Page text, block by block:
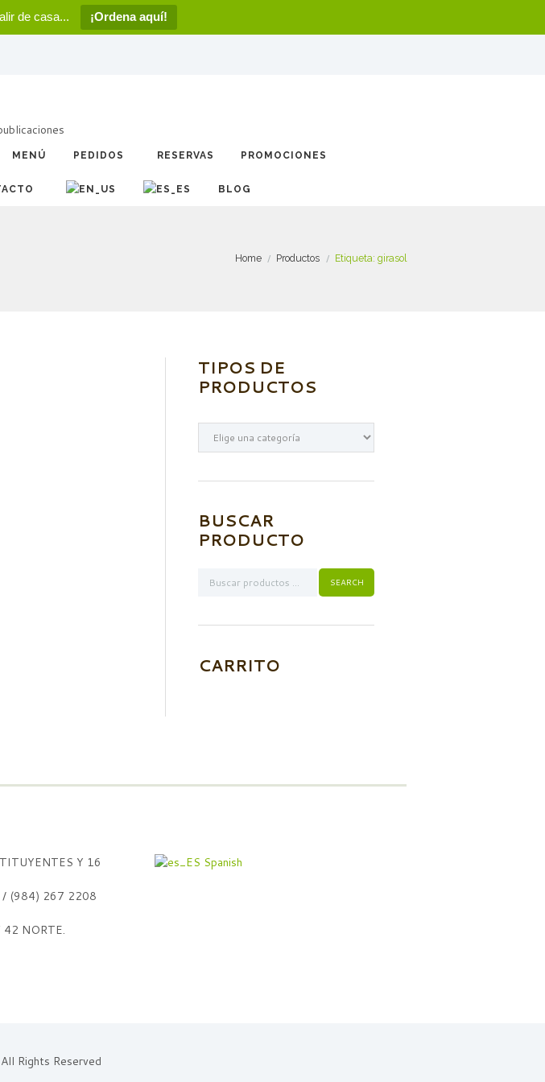
de casa... ¡Ordena aquí!
MENÚ PEDIDOS RESERVAS PROMOCIONES
BLOG
Home Productos Etiqueta: girasol
TIPOS DE
PRODUCTOS
BUSCAR
PRODUCTO
CARRITO
Y 16
(984) 267 2208
42 NORTE.
Spanish
Rights Reserved